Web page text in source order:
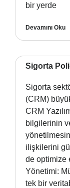
bir yerde
Devamını Oku
Sigorta
Sigorta
(CRM)
CRM
bilgilerinin
ilişkilerini
de optimize
Yönetimi:
tek bir